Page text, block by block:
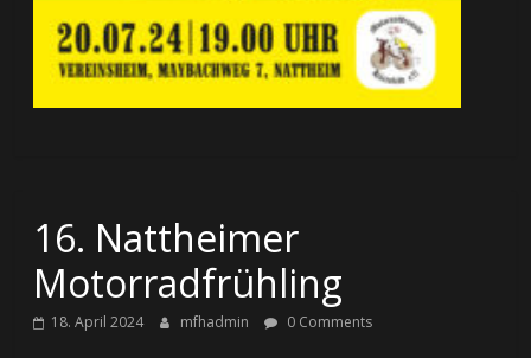
16. Nattheimer
Motorradfrühling
18. April 2024 mfhadmin 0 Comments